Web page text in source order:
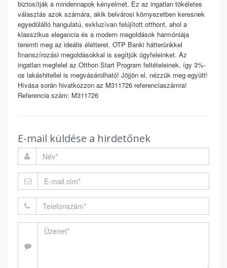
biztosítják a mindennapok kényelmét. Ez az ingatlan tökéletes
választás azok számára, akik belvárosi környezetben keresnek
egyedülálló hangulatú, exkluzívan felújított otthont, ahol a
klasszikus elegancia és a modern megoldások harmóniája
teremti meg az ideális életteret. OTP Banki hátterünkkel
finanszírozási megoldásokkal is segítjük ügyfeleinket. Az
ingatlan megfelel az Otthon Start Program feltételeinek, így 3%-
os lakáshitellel is megvásárolható! Jöjjön el, nézzük meg együtt!
Hívása során hivatkozzon az M311726 referenciaszámra!
Referencia szám: M311726
E-mail küldése a hirdetőnek